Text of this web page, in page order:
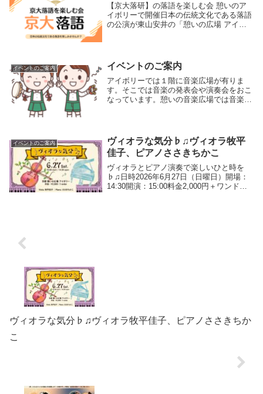
【京大落研】の落語を楽しむ会 憩いのア
イボリーで開催日本の伝統文化である落語
の公演が東山安井の「憩いの広場 アイボ
い一時を...
イベントのご案内 イベントのご案内
アイボリーでは１階に音楽広場が有りま
す。そこでは音楽の発表会や演奏会をおこ
なっています。憩いの音楽広場では音楽の
サークルやクラ...
イベントのご案内
ヴィオラな気分♭♫ヴィオラ牧平
佳子、ピアノささきちかこ
ヴィオラとピアノ演奏で楽しいひと時を
♭♫日時2026年6月27日（日曜日）開場：
14:30開演：15:00料金2,000円＋ワンドリ
ヴィオラな気分♭♫ヴィオラ牧平佳子、ピアノささきちか
こ